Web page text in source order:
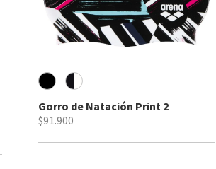
Gorro de Natación Print 2
$91.900